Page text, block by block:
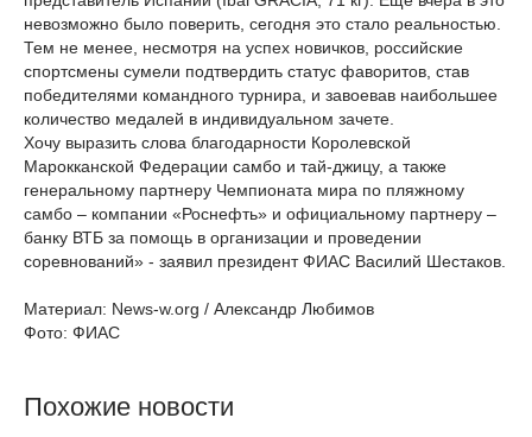
невозможно было поверить, сегодня это стало реальностью.
Тем не менее, несмотря на успех новичков, российские
спортсмены сумели подтвердить статус фаворитов, став
победителями командного турнира, и завоевав наибольшее
количество медалей в индивидуальном зачете.
Хочу выразить слова благодарности Королевской
Марокканской Федерации самбо и тай-джицу, а также
генеральному партнеру Чемпионата мира по пляжному
самбо – компании «Роснефть» и официальному партнеру –
банку ВТБ за помощь в организации и проведении
соревнований» - заявил президент ФИАС Василий Шестаков.
Материал: News-w.org / Александр Любимов
Фото: ФИАС
Похожие новости